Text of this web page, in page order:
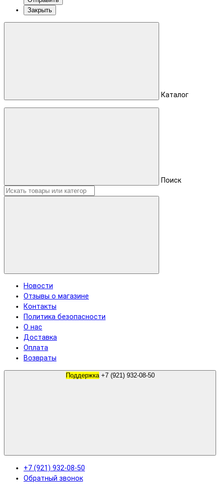
Закрыть
Каталог
Поиск
Новости
Отзывы о магазине
Контакты
Политика безопасности
О нас
Доставка
Оплата
Возвраты
Поддержка +7 (921) 932-08-50
+7 (921) 932-08-50
Обратный звонок